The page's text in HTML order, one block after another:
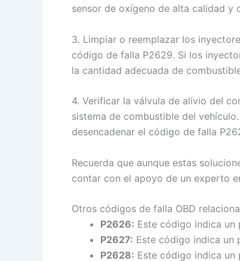
sensor de oxígeno de alta calidad y
3. Limpiar o reemplazar los
código de falla P2629. Si los
la cantidad adecuada de
4. Verificar la válvula de alivio del
sistema de combustible del
desencadenar el código de falla
Recuerda que aunque estas
contar con el apoyo de un experto
Otros códigos de falla OBD
P2626: Este código indica un
P2627: Este código indica un
P2628: Este código indica un